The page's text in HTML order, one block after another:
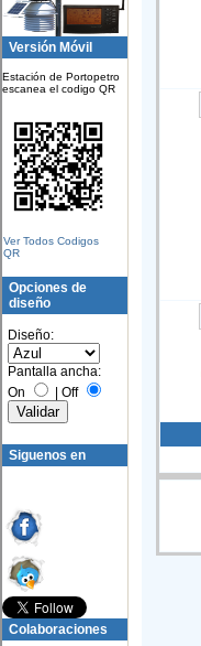
Versión Móvil
Estación de Portopetro
escanea el codigo QR
Ver Todos Codigos
QR
Opciones de
diseño
Diseño:
Pantalla ancha:
On
| Off
Siguenos en
Colaboraciones